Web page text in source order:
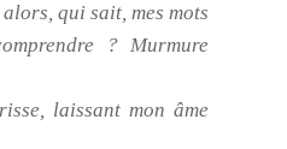
qui sait, mes mots
? Murmure
laissant mon âme